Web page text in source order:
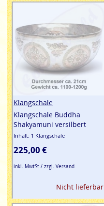
Klangschale
Klangschale Buddha
Shakyamuni versilbert
Inhalt: 1 Klangschale
225,00 €
inkl. MwtSt / zzgl. Versand
Nicht lieferbar